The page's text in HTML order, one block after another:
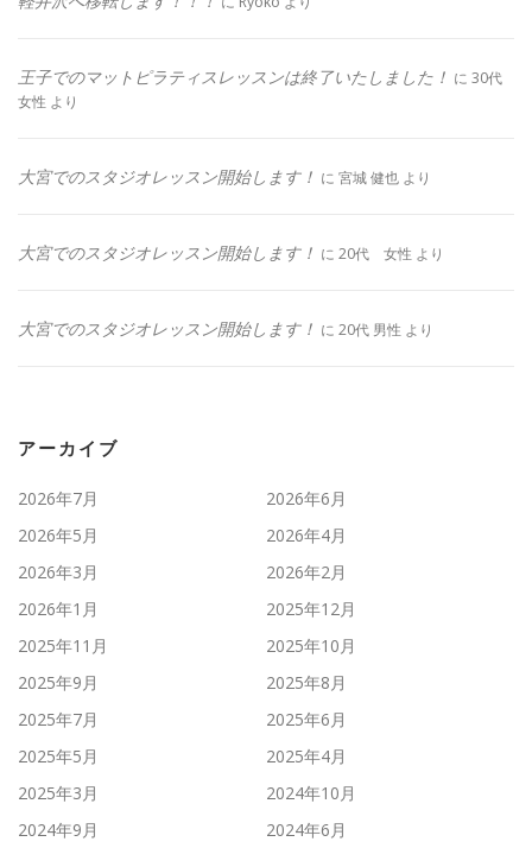
王子でのマットピラティスレッスンは終了いたしました！ に 30代
女性 より
大宮でのスタジオレッスン開始します！ に 宮城 健也 より
大宮でのスタジオレッスン開始します！ に 20代 女性 より
大宮でのスタジオレッスン開始します！ に 20代 男性 より
アーカイブ
2026年7月
2026年6月
2026年5月
2026年4月
2026年3月
2026年2月
2026年1月
2025年12月
2025年11月
2025年10月
2025年9月
2025年8月
2025年7月
2025年6月
2025年5月
2025年4月
2025年3月
2024年10月
2024年9月
2024年6月